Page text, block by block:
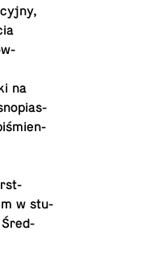
na
w stu­
Śred­